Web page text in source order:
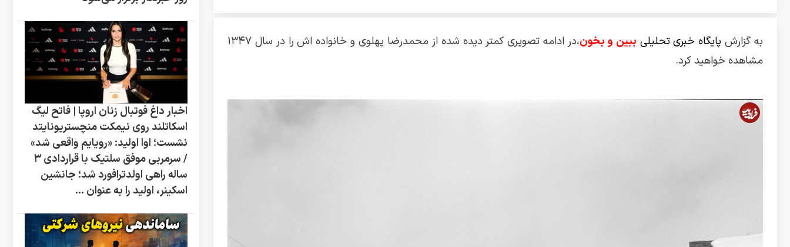
به گزارش پایگاه خبری تحلیلی ببین و بخون
،در ادامه تصویری کمتر دیده شده از محمدرضا پهلوی و خانواده اش را در سال ۱۳۴۷
مشاهده خواهید کرد.
اخبار داغ فوتبال زنان اروپا | فاتح لیگ
اسکاتلند روی نیمکت منچستریونایتد
نشست؛ اوا اولید: «رویایم واقعی شد»
/ سرمربی موفق سلتیک با قراردادی ۳
ساله راهی اولدترافورد شد؛ جانشین
اسکینر، اولید را به عنوان ...